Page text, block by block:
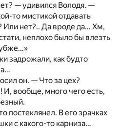
— удивился Володя. —
то мистикой отдавать
Или нет?.. Да вроде да… Хм,
неплохо было бы влезть
задрожали, как будто
он. — Что за цех?
И, вообще, много чего есть,
постеклянел. В его зрачках
с какого-то карниза…